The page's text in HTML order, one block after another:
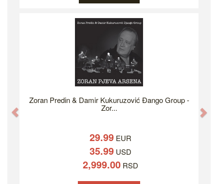
Zoran Predin & Damir Kukuruzović Đango Group -
Zor...
29.99EUR
35.99USD
2,999.00RSD